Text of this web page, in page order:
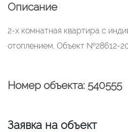
Описание
2-х комнатная квартира с
отоплением. Объект №28612-
Номер объекта: 540555
Заявка на объект